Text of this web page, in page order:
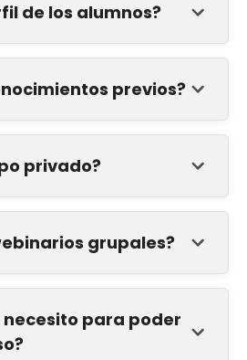
de los alumnos?
previos?
privado?
grupales?
para poder